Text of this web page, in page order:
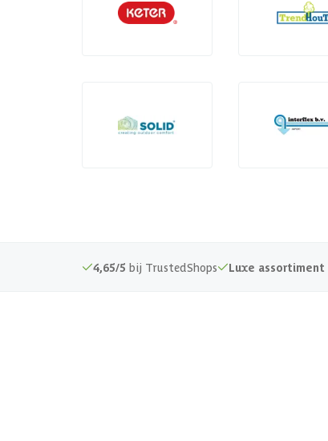
4,65/5 bij TrustedShops Luxe assortiment